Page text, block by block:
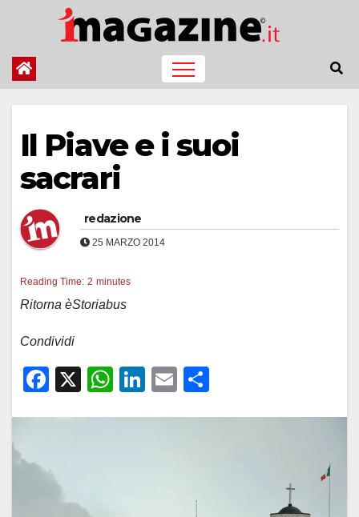
contenuto
Il Piave e i suoi
sacrari
redazione
25 MARZO 2014
Reading Time: 2 minutes
Ritorna èStoriabus
Condividi
F
b
X
W
Li
E